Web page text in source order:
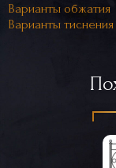
Варианты обжатия
Варианты тиснения